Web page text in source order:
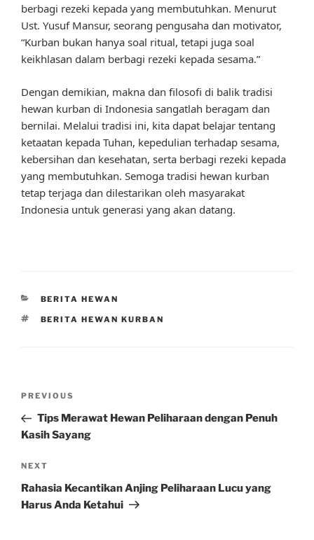
berbagi rezeki kepada yang membutuhkan. Menurut
Ust. Yusuf Mansur, seorang pengusaha dan motivator,
“Kurban bukan hanya soal ritual, tetapi juga soal
keikhlasan dalam berbagi rezeki kepada sesama.”
Dengan demikian, makna dan filosofi di balik tradisi
hewan kurban di Indonesia sangatlah beragam dan
bernilai. Melalui tradisi ini, kita dapat belajar tentang
ketaatan kepada Tuhan, kepedulian terhadap sesama,
kebersihan dan kesehatan, serta berbagi rezeki kepada
yang membutuhkan. Semoga tradisi hewan kurban
tetap terjaga dan dilestarikan oleh masyarakat
Indonesia untuk generasi yang akan datang.
CATEGORIES
BERITA HEWAN
TAGS
BERITA HEWAN KURBAN
Previous
Post
PREVIOUS
Tips Merawat Hewan Peliharaan dengan Penuh
Kasih Sayang
Next
Post
NEXT
Rahasia Kecantikan Anjing Peliharaan Lucu yang
Harus Anda Ketahui